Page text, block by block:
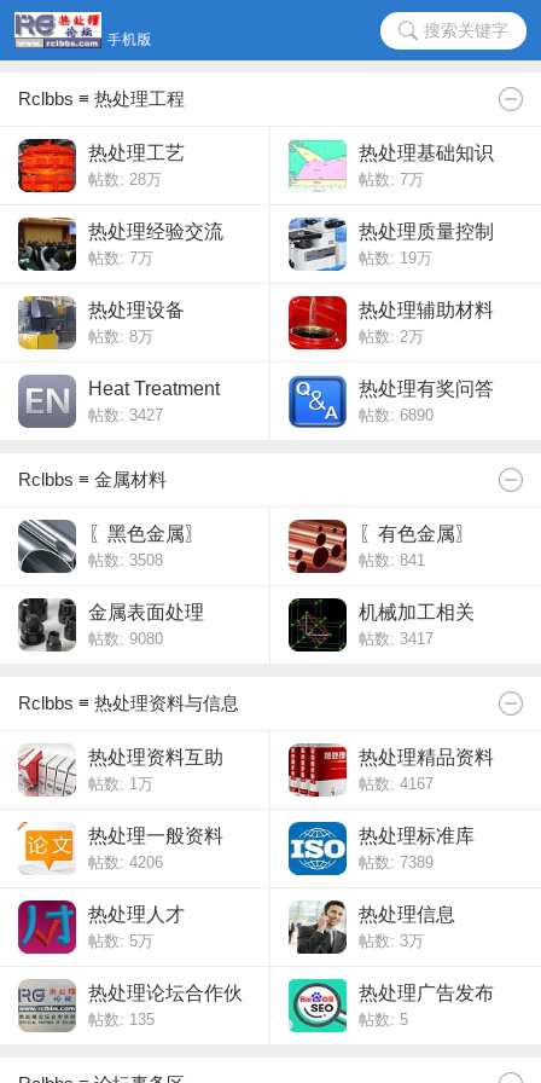
搜索关键字
Rclbbs ≡ 热处理工程
热处理工艺
帖数: 28万
热处理基础知识
帖数: 7万
热处理经验交流
帖数: 7万
热处理质量控制
帖数: 19万
热处理设备
帖数: 8万
热处理辅助材料
帖数: 2万
Heat Treatment
帖数: 3427
热处理有奖问答
帖数: 6890
Rclbbs ≡ 金属材料
〖黑色金属〗
帖数: 3508
〖有色金属〗
帖数: 841
金属表面处理
帖数: 9080
机械加工相关
帖数: 3417
Rclbbs ≡ 热处理资料与信息
热处理资料互助
帖数: 1万
热处理精品资料
帖数: 4167
热处理一般资料
帖数: 4206
热处理标准库
帖数: 7389
热处理人才
帖数: 5万
热处理信息
帖数: 3万
热处理论坛合作伙
伴
帖数: 135
热处理广告发布
帖数: 5